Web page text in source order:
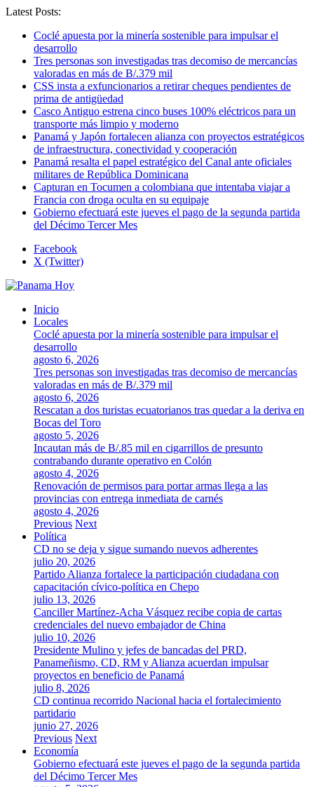
Latest Posts:
Coclé apuesta por la minería sostenible para impulsar el
desarrollo
Tres personas son investigadas tras decomiso de mercancías
valoradas en más de B/.379 mil
CSS insta a exfuncionarios a retirar cheques pendientes de
prima de antigüedad
Casco Antiguo estrena cinco buses 100% eléctricos para un
transporte más limpio y moderno
Panamá y Japón fortalecen alianza con proyectos estratégicos
de infraestructura, conectividad y cooperación
Panamá resalta el papel estratégico del Canal ante oficiales
militares de República Dominicana
Capturan en Tocumen a colombiana que intentaba viajar a
Francia con droga oculta en su equipaje
Gobierno efectuará este jueves el pago de la segunda partida
del Décimo Tercer Mes
Facebook
X (Twitter)
Inicio
Locales
Coclé apuesta por la minería sostenible para impulsar el
desarrollo
agosto 6, 2026
Tres personas son investigadas tras decomiso de mercancías
valoradas en más de B/.379 mil
agosto 6, 2026
Rescatan a dos turistas ecuatorianos tras quedar a la deriva en
Bocas del Toro
agosto 5, 2026
Incautan más de B/.85 mil en cigarrillos de presunto
contrabando durante operativo en Colón
agosto 4, 2026
Renovación de permisos para portar armas llega a las
provincias con entrega inmediata de carnés
agosto 4, 2026
Previous Next
Política
CD no se deja y sigue sumando nuevos adherentes
julio 20, 2026
Partido Alianza fortalece la participación ciudadana con
capacitación cívico-política en Chepo
julio 13, 2026
Canciller Martínez-Acha Vásquez recibe copia de cartas
credenciales del nuevo embajador de China
julio 10, 2026
Presidente Mulino y jefes de bancadas del PRD,
Panameñismo, CD, RM y Alianza acuerdan impulsar
proyectos en beneficio de Panamá
julio 8, 2026
CD continua recorrido Nacional hacia el fortalecimiento
partidario
junio 27, 2026
Previous Next
Economía
Gobierno efectuará este jueves el pago de la segunda partida
del Décimo Tercer Mes